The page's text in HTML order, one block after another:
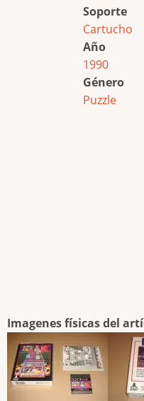
Soporte
Cartucho
Año
1990
Género
Puzzle
Imagenes físicas del